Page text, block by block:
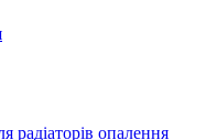
радіаторів опалення